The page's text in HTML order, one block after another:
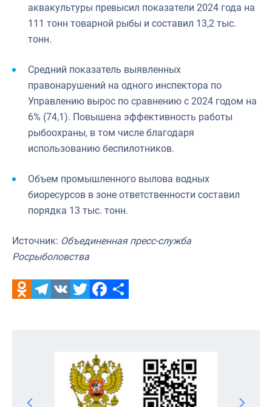
аквакультуры превысил показатели 2024 года на
111 тонн товарной рыбы и составил 13,2 тыс.
тонн.
Средний показатель выявленных
правонарушений на одного инспектора по
Управлению вырос по сравнению с 2024 годом на
6% (74,1). Повышена эффективность работы
рыбоохраны, в том числе благодаря
использованию беспилотников.
Объем промышленного вылова водных
биоресурсов в зоне ответственности составил
порядка 13 тыс. тонн.
Источник: Объединенная пресс-служба
Росрыболовства